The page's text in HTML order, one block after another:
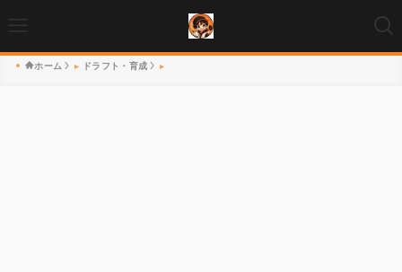
ホーム ドラフト・育成